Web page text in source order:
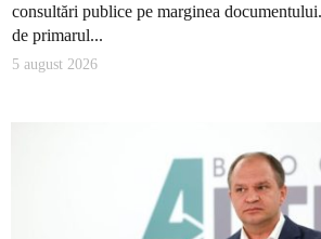
consultări publice pe marginea
de primarul...
5 august 2026